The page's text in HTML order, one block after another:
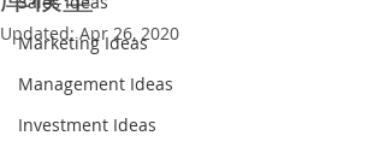
Marketing Ideas
Management Ideas
Investment Ideas
Updated:Apr 26, 2020